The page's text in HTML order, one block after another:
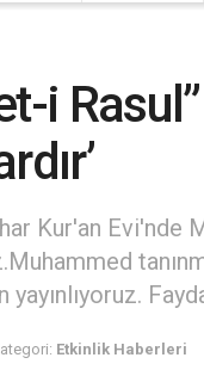
i
Kur'an Evi'nde
Etkinlik Haberleri